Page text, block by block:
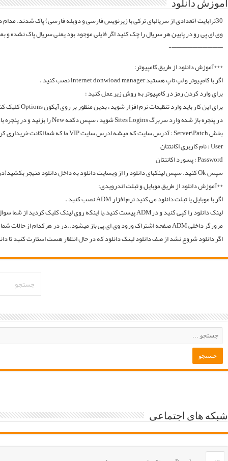
فایلارو گیر آوردیم دوباره آپلود میکنیم. قبل از خرید کردن اول فولدر سریال در سرور
لینک دانلود را کپی کنید و درADM پیست کنید.یا اینکه روی لینک کلیک کردید از شما سوال میکند با چه اپی دانلود شود و شما ADM را انتخاب میکنید.. سپس خود اپ از شما یوزر و پسوورد را سوال میکند یا در